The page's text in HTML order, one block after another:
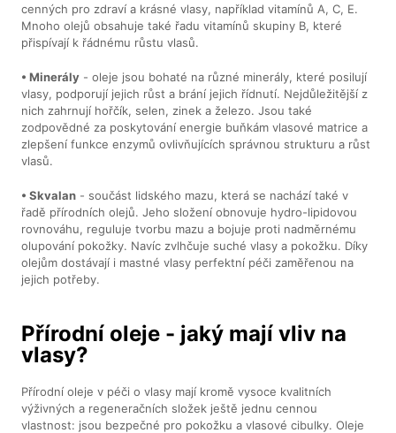
cenných pro zdraví a krásné vlasy, například vitamínů A, C, E.
Mnoho olejů obsahuje také řadu vitamínů skupiny B, které
přispívají k řádnému růstu vlasů.
• Minerály - oleje jsou bohaté na různé minerály, které posilují
vlasy, podporují jejich růst a brání jejich řídnutí. Nejdůležitější z
nich zahrnují hořčík, selen, zinek a železo. Jsou také
zodpovědné za poskytování energie buňkám vlasové matrice a
zlepšení funkce enzymů ovlivňujících správnou strukturu a růst
vlasů.
• Skvalan - součást lidského mazu, která se nachází také v
řadě přírodních olejů. Jeho složení obnovuje hydro-lipidovou
rovnováhu, reguluje tvorbu mazu a bojuje proti nadměrnému
olupování pokožky. Navíc zvlhčuje suché vlasy a pokožku. Díky
olejům dostávají i mastné vlasy perfektní péči zaměřenou na
jejich potřeby.
Přírodní oleje - jaký mají vliv na
vlasy?
Přírodní oleje v péči o vlasy mají kromě vysoce kvalitních
výživných a regeneračních složek ještě jednu cennou
vlastnost: jsou bezpečné pro pokožku a vlasové cibulky. Oleje